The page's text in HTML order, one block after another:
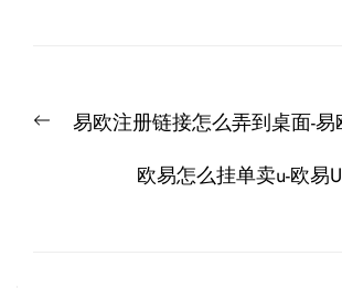
章
Previous易欧注册链接怎么弄到桌面-
欧易怎么挂单卖u-欧易